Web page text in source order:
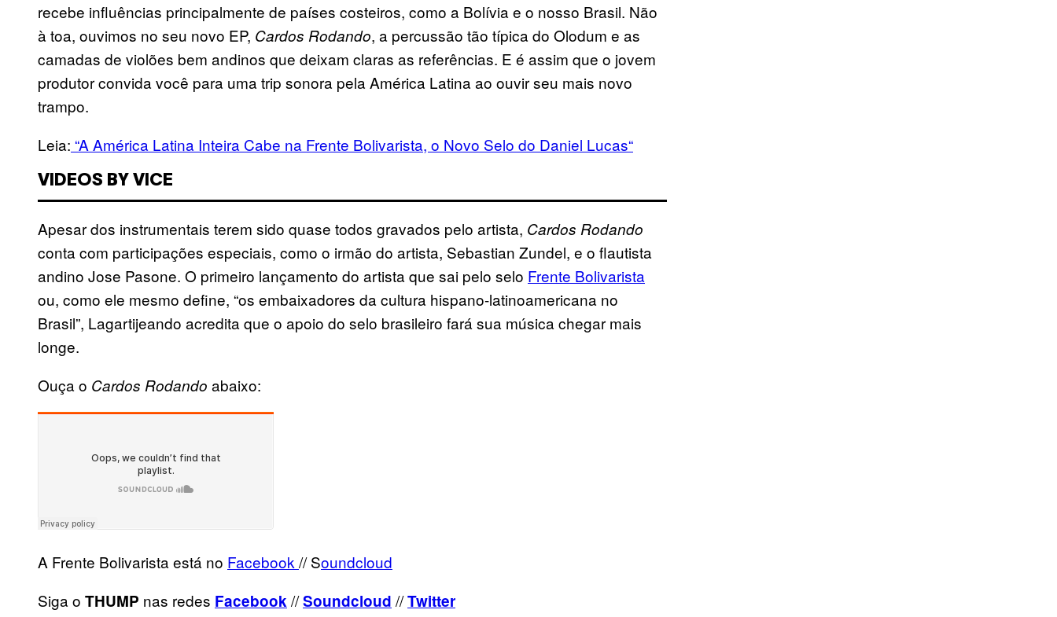
recebe influências principalmente de países costeiros, como a Bolívia e o nosso Brasil. Não
à toa, ouvimos no seu novo EP, Cardos Rodando, a percussão tão típica do Olodum e as
camadas de violões bem andinos que deixam claras as referências. E é assim que o jovem
produtor convida você para uma trip sonora pela América Latina ao ouvir seu mais novo
trampo.
Leia: “A América Latina Inteira Cabe na Frente Bolivarista, o Novo Selo do Daniel Lucas“
VIDEOS BY VICE
Apesar dos instrumentais terem sido quase todos gravados pelo artista, Cardos Rodando
conta com participações especiais, como o irmão do artista, Sebastian Zundel, e o flautista
andino Jose Pasone. O primeiro lançamento do artista que sai pelo selo Frente Bolivarista
ou, como ele mesmo define, “os embaixadores da cultura hispano-latinoamericana no
Brasil”, Lagartijeando acredita que o apoio do selo brasileiro fará sua música chegar mais
longe.
Ouça o Cardos Rodando abaixo:
A Frente Bolivarista está no Facebook // Soundcloud
Siga o THUMP nas redes Facebook//Soundcloud //Twitter